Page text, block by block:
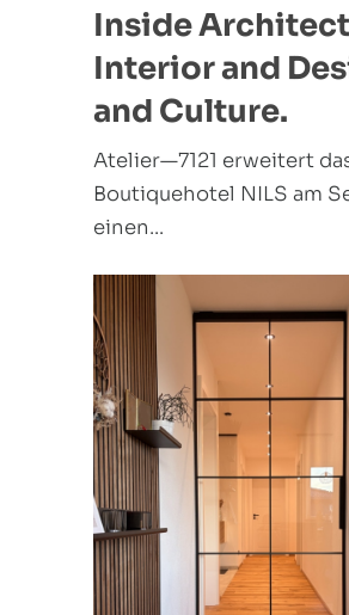
Inside
Interior and
and Culture.
Atelier—7121 erweitert
Boutiquehotel NILS am
einen...